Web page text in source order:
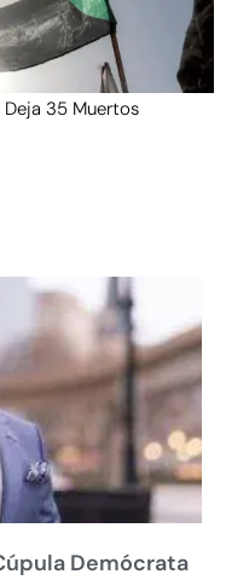
Deja 35 Muertos
Demócrata